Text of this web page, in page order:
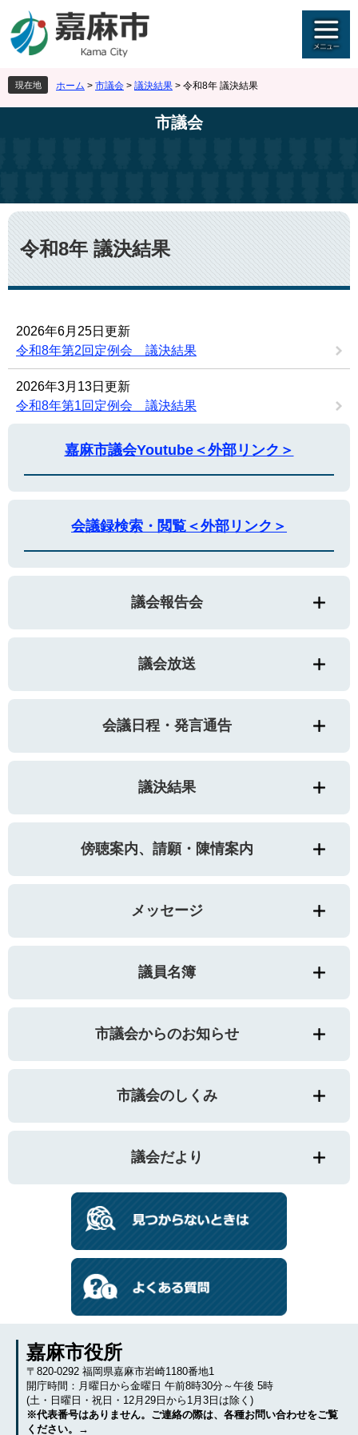
ジ
先
頭
で
ュ
を
飛
ば
現在地 ホーム > 市議会 > 議決結果 > 令和8年 議決結果
市議会
本
文
令和8年 議決結果
2026年6月25日更新
令和8年第2回定例会 議決結果
2026年3月13日更新
令和8年第1回定例会 議決結果
嘉麻市議会Youtube＜外部リンク＞
会議録検索・閲覧＜外部リンク＞
議会報告会
議会放送
会議日程・発言通告
議決結果
傍聴案内、請願・陳情案内
メッセージ
議員名簿
市議会からのお知らせ
市議会のしくみ
議会だより
嘉麻市役所
〒820-0292 福岡県嘉麻市岩崎1180番地1
開庁時間：月曜日から金曜日 午前8時30分～午後 5時
(土・日曜日・祝日・12月29日から1月3日は除く)
※代表番号はありません。ご連絡の際は、各種お問い合わせをご覧
ください。→